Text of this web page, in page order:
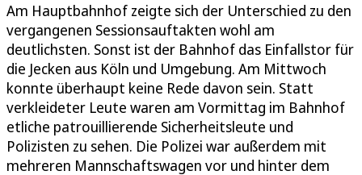
Am Hauptbahnhof zeigte sich der Unterschied zu den
vergangenen Sessionsauftakten wohl am
deutlichsten. Sonst ist der Bahnhof das Einfallstor für
die Jecken aus Köln und Umgebung. Am Mittwoch
konnte überhaupt keine Rede davon sein. Statt
verkleideter Leute waren am Vormittag im Bahnhof
etliche patrouillierende Sicherheitsleute und
Polizisten zu sehen. Die Polizei war außerdem mit
mehreren Mannschaftswagen vor und hinter dem